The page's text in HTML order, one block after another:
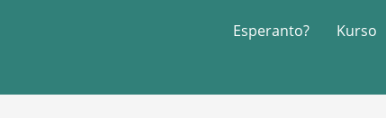
Esperanto? Kurso